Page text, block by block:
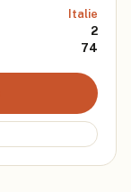
Italie
2
74